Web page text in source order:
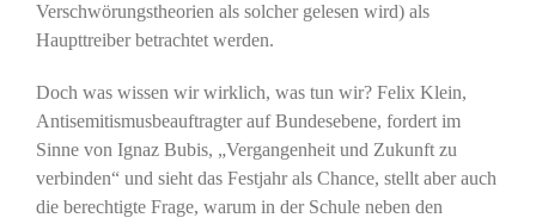
Verschwörungstheorien als solcher gelesen wird) als
Haupttreiber betrachtet werden.
Doch was wissen wir wirklich, was tun wir? Felix Klein,
Antisemitismusbeauftragter auf Bundesebene, fordert im
Sinne von Ignaz Bubis, „Vergangenheit und Zukunft zu
verbinden“ und sieht das Festjahr als Chance, stellt aber auch
die berechtigte Frage, warum in der Schule neben den